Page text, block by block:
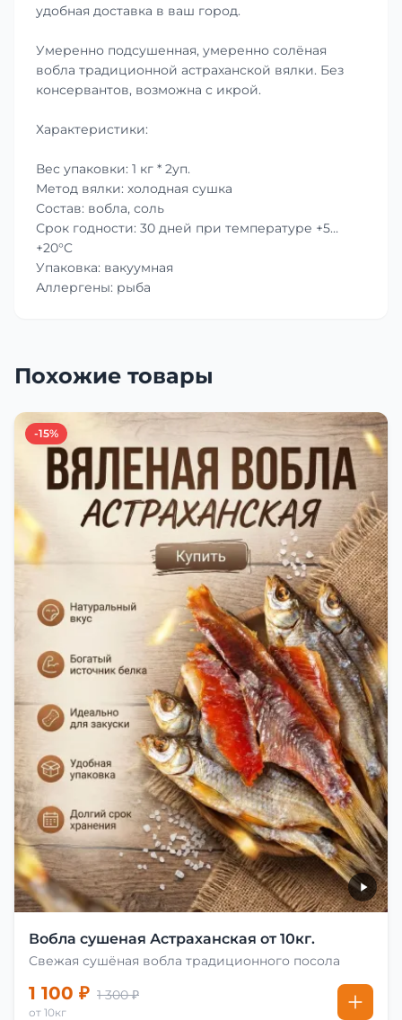
удобная доставка в ваш город.
Умеренно подсушенная, умеренно солёная
вобла традиционной астраханской вялки. Без
консервантов, возможна с икрой.
Характеристики:
Вес упаковки: 1 кг * 2уп.
Метод вялки: холодная сушка
Состав: вобла, соль
Срок годности: 30 дней при температуре +5…
+20°C
Упаковка: вакуумная
Аллергены: рыба
Похожие товары
-15%
Вобла сушеная Астраханская от 10кг.
Свежая сушёная вобла традиционного посола
1 100 ₽ 1 300 ₽
от 10кг